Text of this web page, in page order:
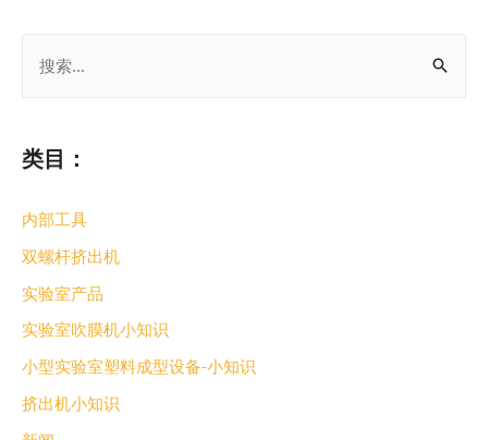
类目：
内部工具
双螺杆挤出机
实验室产品
实验室吹膜机小知识
小型实验室塑料成型设备-小知识
挤出机小知识